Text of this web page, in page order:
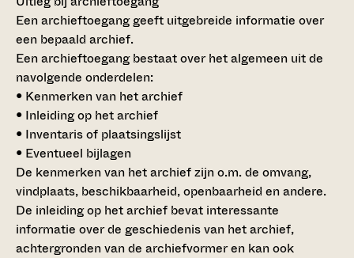
Een archieftoegang geeft uitgebreide informatie over
een bepaald archief.
Een archieftoegang bestaat over het algemeen uit de
navolgende onderdelen:
• Kenmerken van het archief
• Inleiding op het archief
• Inventaris of plaatsingslijst
• Eventueel bijlagen
De kenmerken van het archief zijn o.m. de omvang,
vindplaats, beschikbaarheid, openbaarheid en andere.
De inleiding op het archief bevat interessante
informatie over de geschiedenis van het archief,
achtergronden van de archiefvormer en kan ook